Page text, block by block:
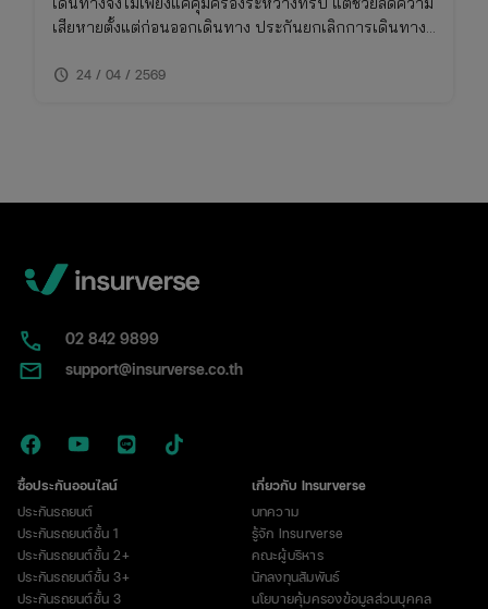
เสียหายตั้งแต่ก่อนออกเดินทาง ประกันยกเลิกการเดินทาง
ยังไง และต้องเตรียมอะไรบ้าง
schedule 24 / 04 / 2569
02​ 842 9899
support@insurverse.co.th
ซื้อประกันออนไลน์
ประกันรถยนต์
ประกันรถยนต์ชั้น 1
ประกันรถยนต์ชั้น 2+
ประกันรถยนต์ชั้น 3+
ประกันรถยนต์ชั้น 3
เกี่ยวกับ Insurverse
บทความ
รู้จัก Insurverse
คณะผู้บริหาร
นักลงทุนสัมพันธ์
นโยบายคุ้มครองข้อมูลส่วนบุคคล